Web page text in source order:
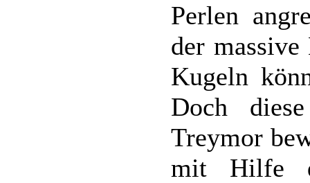
Perlen
der
Kugeln
Doch
Treymor
mit Hilfe